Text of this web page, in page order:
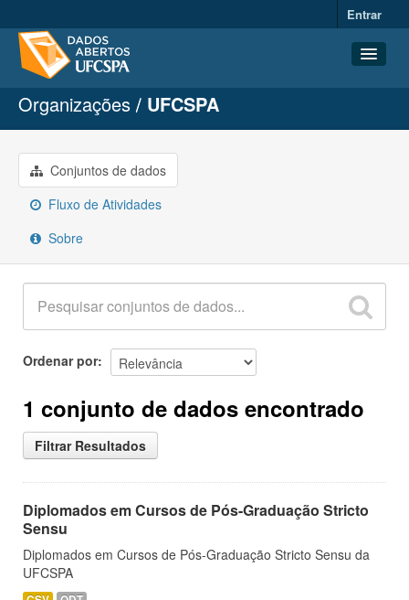
Entrar
Conjuntos de dados
Organizações
Grupos
Sobre
Organizações UFCSPA
Conjuntos de dados
Fluxo de Atividades
Sobre
Ordenar por
1 conjunto de dados encontrado
Filtrar Resultados
Diplomados em Cursos de Pós-Graduação Stricto
Sensu
Diplomados em Cursos de Pós-Graduação Stricto Sensu da
UFCSPA